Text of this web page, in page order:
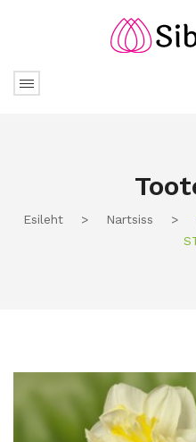
Esileht > Nartsiss >